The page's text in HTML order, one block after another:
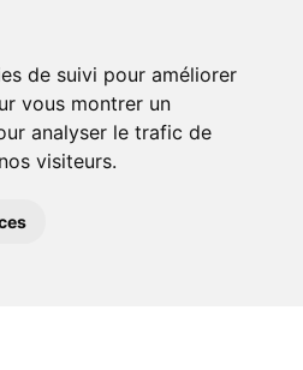
de suivi pour améliorer
vous montrer un
analyser le trafic de
visiteurs.
diététique et